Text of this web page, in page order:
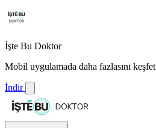
İşte Bu Doktor
Mobil uygulamada daha fazlasını keşfet
İndir